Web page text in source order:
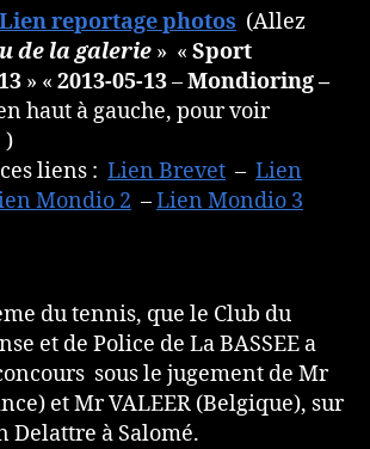
Lien reportage photos (Allez
de la galerie » « Sport
» « 2013-05-13–Mondioring –
haut à gauche, pour voir
)
liens : Lien Brevet – Lien
Mondio 2 –Lien Mondio 3
du tennis, que le Club du
et de Police de La BASSEE a
sous le jugement de Mr
et Mr VALEER (Belgique), sur
Delattre à Salomé.